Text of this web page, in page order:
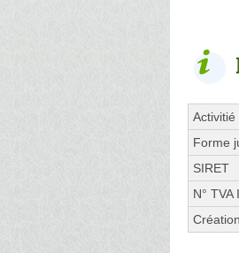
Activitié
Forme
SIRET
N° TVA
Création